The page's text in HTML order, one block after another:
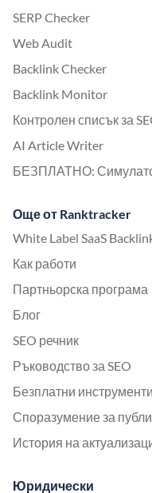
SERP Checker
Web Audit
Backlink Checker
Backlink Monitor
Контролен списък за
AI Article Writer
БЕЗПЛАТНО:
Още от Ranktracker
White Label SaaS
Как работи
Партньорска програма
Блог
SEO речник
Ръководство за SEO
Безплатни
Споразумение за
История на
Юридически